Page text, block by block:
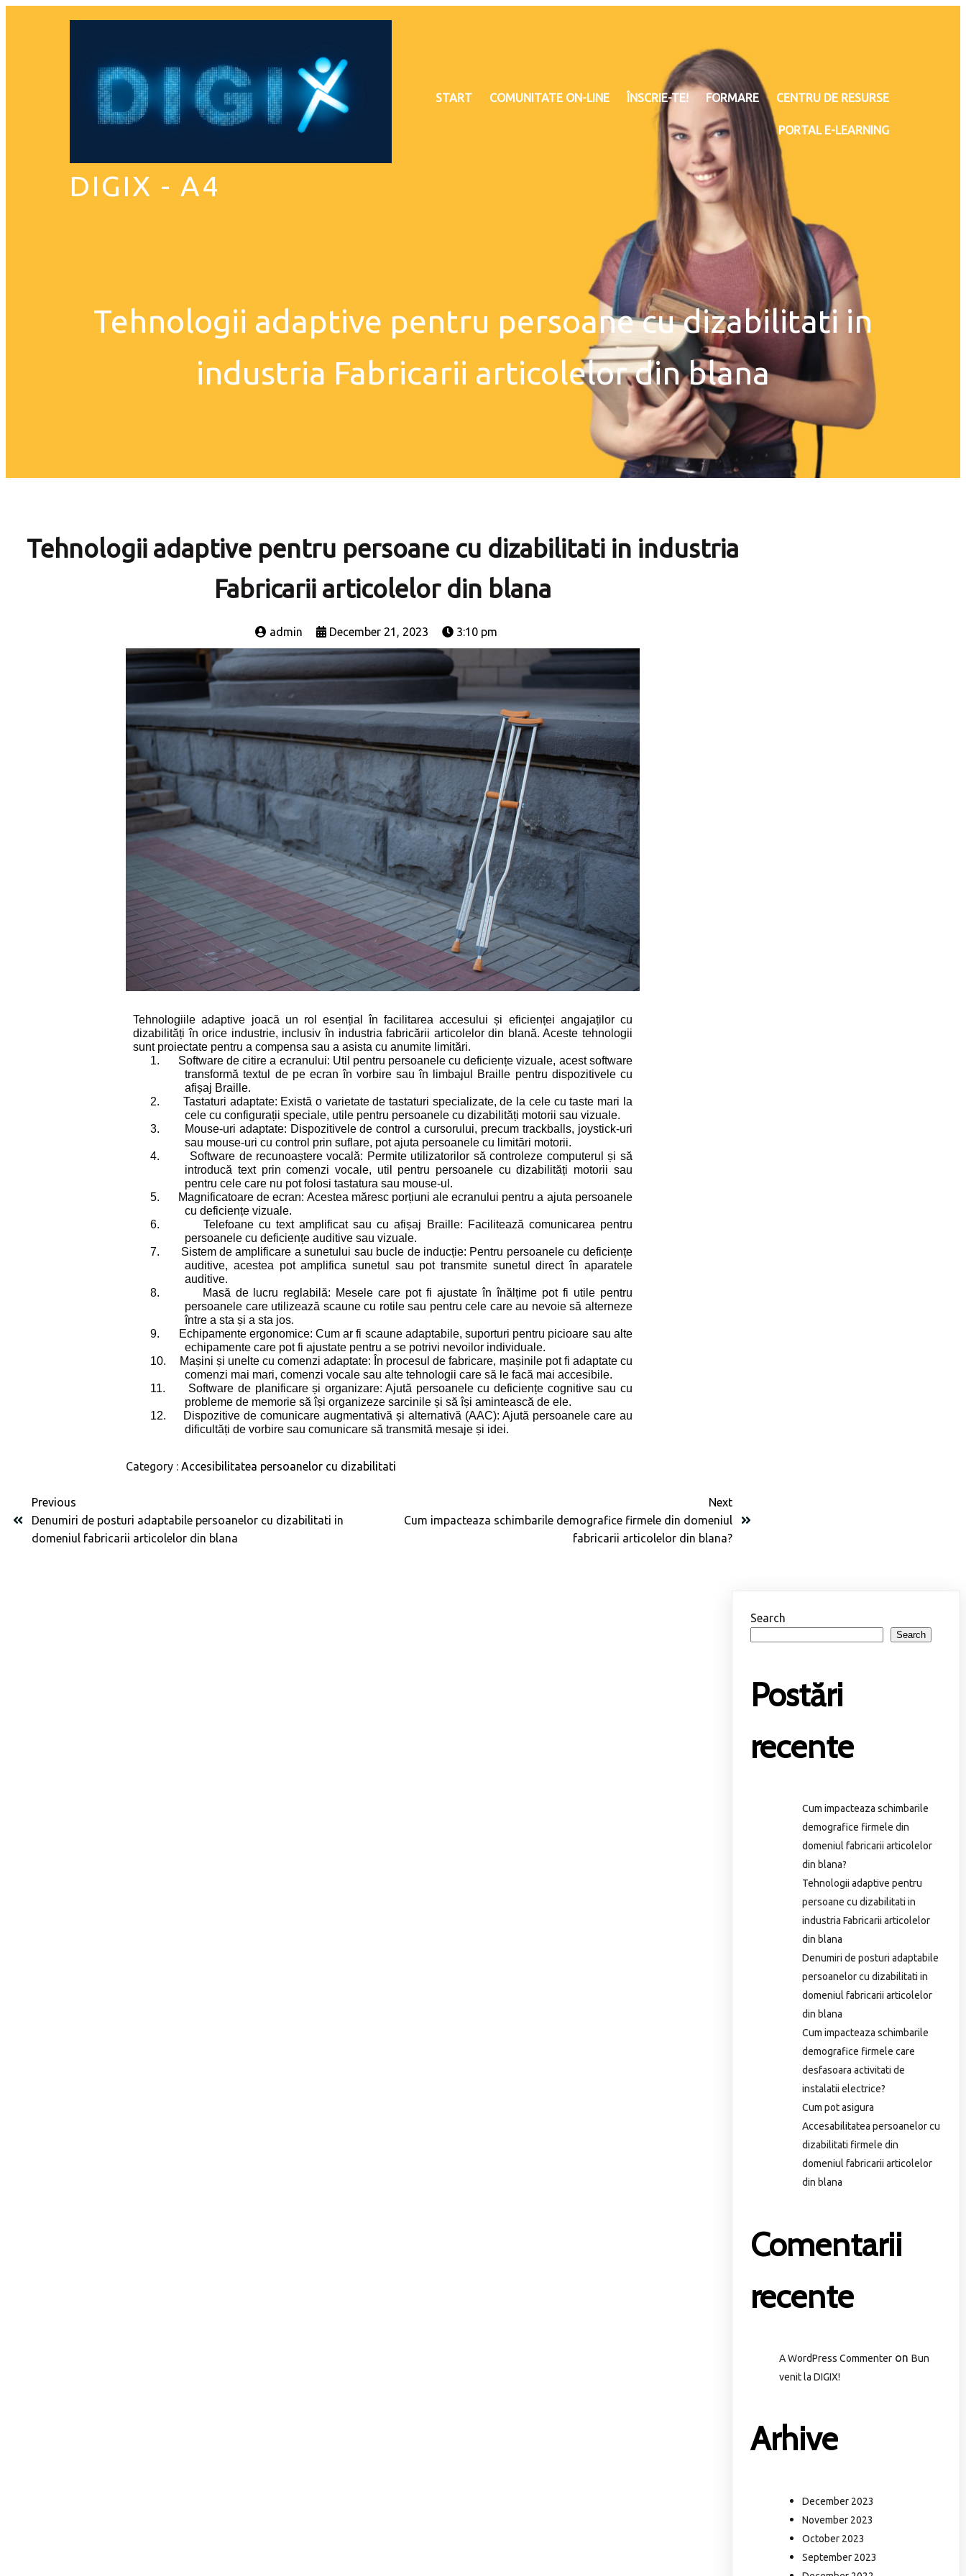
DIGIX - A4
START COMUNITATE ON-LINE ÎNSCRIE-TE! FORMARE CENTRU DE RESURSE
PORTAL E-LEARNING
Tehnologii adaptive pentru persoane cu dizabilitati in
industria Fabricarii articolelor din blana
Tehnologii adaptive pentru persoane cu dizabilitati in industria
Fabricarii articolelor din blana
admin December 21, 2023 3:10 pm
Tehnologiile adaptive joacă un rol esențial în facilitarea accesului și eficienței angajaților cu
dizabilități în orice industrie, inclusiv în industria fabricării articolelor din blană. Aceste tehnologii
sunt proiectate pentru a compensa sau a asista cu anumite limitări.
1.
Software de citire a ecranului: Util pentru persoanele cu deficiențe vizuale, acest software
transformă textul de pe ecran în vorbire sau în limbajul Braille pentru dispozitivele cu
afișaj Braille.
2.
Tastaturi adaptate: Există o varietate de tastaturi specializate, de la cele cu taste mari la
cele cu configurații speciale, utile pentru persoanele cu dizabilități motorii sau vizuale.
3.
Mouse-uri adaptate: Dispozitivele de control a cursorului, precum trackballs, joystick-uri
sau mouse-uri cu control prin suflare, pot ajuta persoanele cu limitări motorii.
4.
Software de recunoaștere vocală: Permite utilizatorilor să controleze computerul și să
introducă text prin comenzi vocale, util pentru persoanele cu dizabilități motorii sau
pentru cele care nu pot folosi tastatura sau mouse-ul.
5.
Magnificatoare de ecran: Acestea măresc porțiuni ale ecranului pentru a ajuta persoanele
cu deficiențe vizuale.
6.
Telefoane cu text amplificat sau cu afișaj Braille: Facilitează comunicarea pentru
persoanele cu deficiențe auditive sau vizuale.
7.
Sistem de amplificare a sunetului sau bucle de inducție: Pentru persoanele cu deficiențe
auditive, acestea pot amplifica sunetul sau pot transmite sunetul direct în aparatele
auditive.
8.
Masă de lucru reglabilă: Mesele care pot fi ajustate în înălțime pot fi utile pentru
persoanele care utilizează scaune cu rotile sau pentru cele care au nevoie să alterneze
între a sta și a sta jos.
9.
Echipamente ergonomice: Cum ar fi scaune adaptabile, suporturi pentru picioare sau alte
echipamente care pot fi ajustate pentru a se potrivi nevoilor individuale.
10.
Mașini și unelte cu comenzi adaptate: În procesul de fabricare, mașinile pot fi adaptate cu
comenzi mai mari, comenzi vocale sau alte tehnologii care să le facă mai accesibile.
11.
Software de planificare și organizare: Ajută persoanele cu deficiențe cognitive sau cu
probleme de memorie să își organizeze sarcinile și să își amintească de ele.
12.
Dispozitive de comunicare augmentativă și alternativă (AAC): Ajută persoanele care au
dificultăți de vorbire sau comunicare să transmită mesaje și idei.
Category : Accesibilitatea persoanelor cu dizabilitati
Previous
Denumiri de posturi adaptabile persoanelor cu dizabilitati in
domeniul fabricarii articolelor din blana
Next
Cum impacteaza schimbarile demografice firmele din domeniul
fabricarii articolelor din blana?
Search
Search
Postări
recente
Cum impacteaza schimbarile
demografice firmele din
domeniul fabricarii articolelor
din blana?
Tehnologii adaptive pentru
persoane cu dizabilitati in
industria Fabricarii articolelor
din blana
Denumiri de posturi adaptabile
persoanelor cu dizabilitati in
domeniul fabricarii articolelor
din blana
Cum impacteaza schimbarile
demografice firmele care
desfasoara activitati de
instalatii electrice?
Cum pot asigura
Accesabilitatea persoanelor cu
dizabilitati firmele din
domeniul fabricarii articolelor
din blana
Comentarii
recente
A WordPress Commenter onBun
venit la DIGIX!
Arhive
December 2023
November 2023
October 2023
September 2023